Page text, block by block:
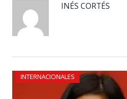
INÉS CORTÉS
INTERNACIONALES